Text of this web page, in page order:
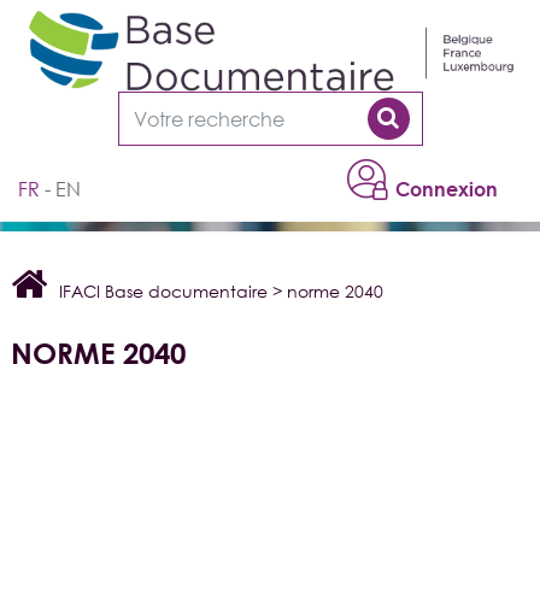
Connexion
FR EN
IFACI Base documentaire > norme 2040
NORME 2040
Cookies management panel